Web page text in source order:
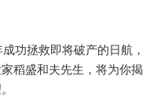
功拯救即将破产的日航，
稻盛和夫先生，将为你揭